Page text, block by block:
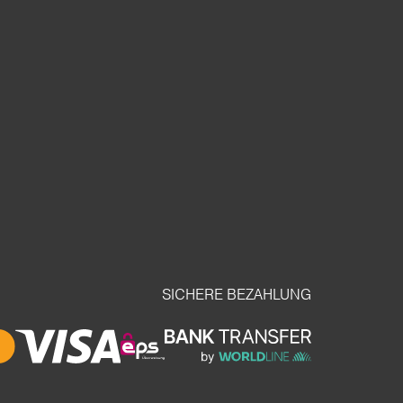
SICHERE BEZAHLUNG